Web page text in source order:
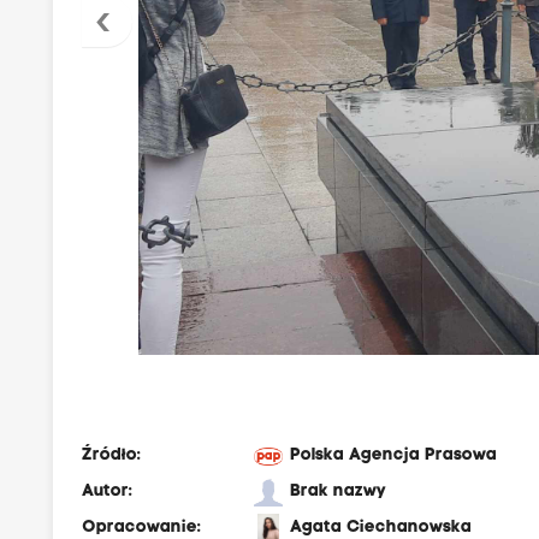
‹
Źródło:
Polska Agencja Prasowa
Autor:
Brak nazwy
Opracowanie:
Agata Ciechanowska